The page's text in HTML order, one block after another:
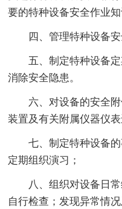
要的特种设备安全作业知
四、管理特种设备
五、制定特种设备
消除安全隐患。
六、对设备的安全
装置及有关附属仪器仪表
七、制定特种设备
定期组织演习；
八、组织对设备日
自行检查；发现异常情